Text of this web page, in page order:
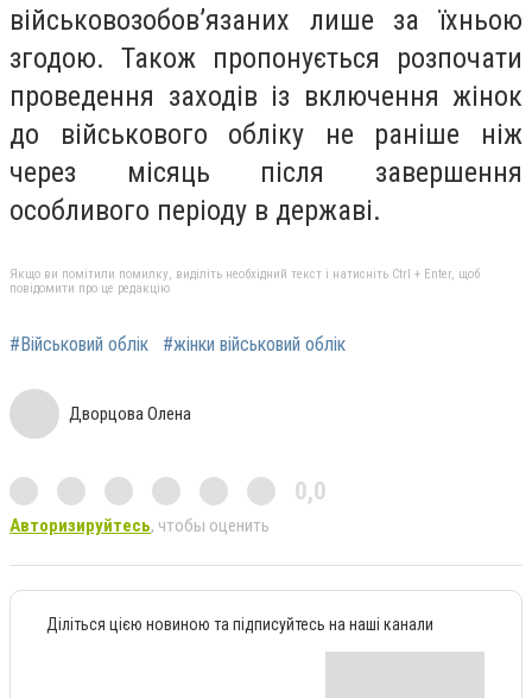
військовозобов’язаних лише за їхньою
згодою. Також пропонується розпочати
проведення заходів із включення жінок
до військового обліку не раніше ніж
через місяць після завершення
особливого періоду в державі.
Якщо ви помітили помилку, виділіть необхідний текст і натисніть Ctrl + Enter, щоб
повідомити про це редакцію
#Військовий облік #жінки військовий облік
Дворцова Олена
0,0
Авторизируйтесь, чтобы оценить
Діліться цією новиною та підписуйтесь на наші канали